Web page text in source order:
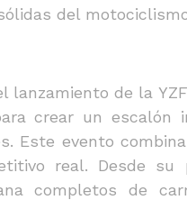
del
lanzamiento de la
crear un escalón
Este evento
real. Desde su
completos de